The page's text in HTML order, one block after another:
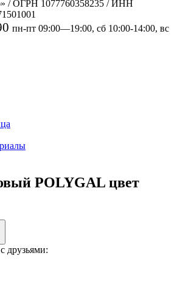
ОГРН 1077760358235 / ИНН
пн-пт 09:00—19:00, сб 10:00-14:00, вс
POLYGAL цвет
друзьями: